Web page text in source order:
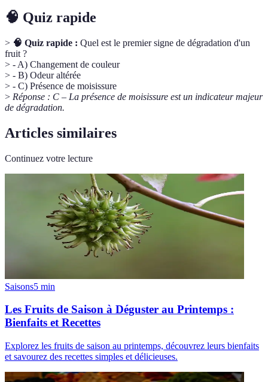
🧠 Quiz rapide
> 🧠 Quiz rapide : Quel est le premier signe de dégradation d'un
fruit ?
> - A) Changement de couleur
> - B) Odeur altérée
> - C) Présence de moisissure
> Réponse : C – La présence de moisissure est un indicateur majeur
de dégradation.
Articles similaires
Continuez votre lecture
Saisons5 min
Les Fruits de Saison à Déguster au Printemps :
Bienfaits et Recettes
Explorez les fruits de saison au printemps, découvrez leurs bienfaits
et savourez des recettes simples et délicieuses.